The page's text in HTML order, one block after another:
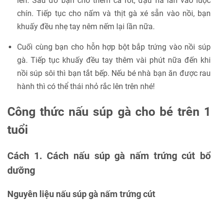
chín. Tiếp tục cho nấm và thịt gà xé sẵn vào nồi, bạn
khuấy đều nhẹ tay nêm nếm lại lần nữa.
Cuối cùng bạn cho hỗn hợp bột bắp trứng vào nồi súp
gà. Tiếp tục khuấy đều tay thêm vài phút nữa đến khi
nồi súp sôi thì bạn tắt bếp. Nếu bé nhà bạn ăn được rau
hành thì có thể thái nhỏ rắc lên trên nhé!
Công thức nấu súp gà cho bé trên 1
tuổi
Cách 1. Cách nấu súp gà nấm trứng cút bổ
dưỡng
Nguyên liệu nấu súp gà nấm trứng cút